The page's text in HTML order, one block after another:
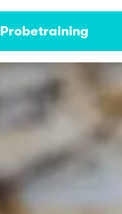
Probetraining